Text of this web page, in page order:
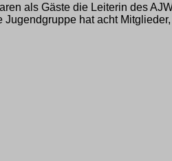
als Gäste die Leiterin des
hat acht